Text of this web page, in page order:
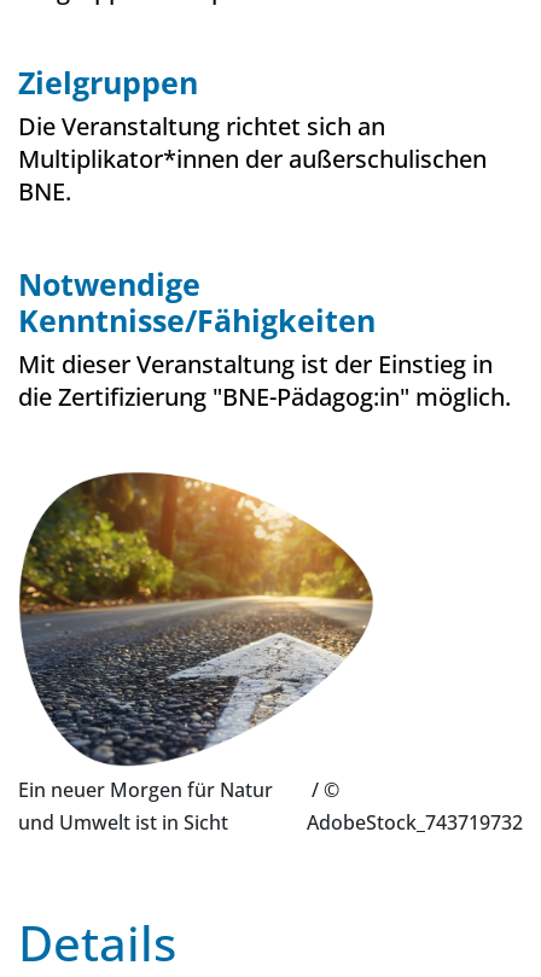
Zielgruppen
Die Veranstaltung richtet sich an
Multiplikator*innen der außerschulischen
BNE.
Notwendige
Kenntnisse/Fähigkeiten
Mit dieser Veranstaltung ist der Einstieg in
die Zertifizierung "BNE-Pädagog:in" möglich.
Ein neuer Morgen für Natur
und Umwelt ist in Sicht
/ ©
AdobeStock_743719732
Details